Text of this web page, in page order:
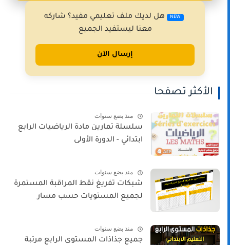
NEW
هل لديك ملف تعليمي مفيد؟ شاركه
معنا ليستفيد الجميع
إرسال الآن
الأكثر تصفحا
منذ بضع سنوات
سلسلة تمارين مادة الرياضيات الرابع
ابتدائي - الدورة الأولى
منذ بضع سنوات
شبكات تفريغ نقط المراقبة المستمرة
لجميع المستويات حسب مسار
منذ بضع سنوات
جميع جذاذات المستوى الرابع مرتبة